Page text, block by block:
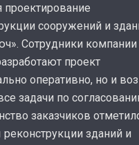
проектирование
сооружений и
Сотрудники компании
проект
оперативно, но и
задачи по
заказчиков
зданий и